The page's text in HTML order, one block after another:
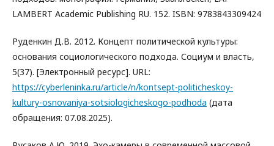
LAMBERT Academic Publishing RU. 152. ISBN: 9783843309424
Руденкин Д.В. 2012. Концепт политической культуры:
основания социологического подхода. Социум и власть,
5(37). [Электронный ресурс]. URL:
https://cyberleninka.ru/article/n/kontsept-politicheskoy-
kultury-osnovaniya-sotsiologicheskogo-podhoda (дата
обращения: 07.08.2025).